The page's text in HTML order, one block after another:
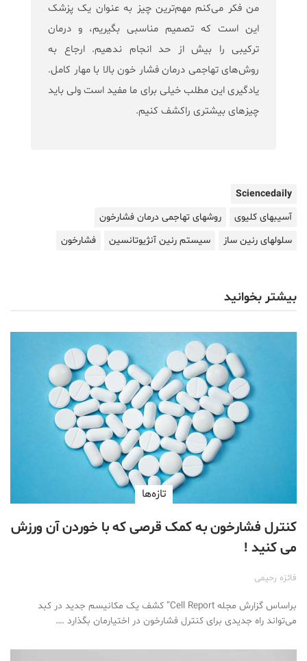
من فکر می‌کنم مهم‌ترین چیز به عنوان یک پزشک
این است که تصمیم مناسبی بگیریم، و درمان
ترکیبی را بیش از حد انجام ندهیم. ارجاع به
روش‌های تهاجمی درمان فشار خون بالا با مهار کامل.
یادگیری این مطلب خیلی برای ما مفید است ولی باید
چیز‌های بیشتری راکشف کنیم.
Sciencedaily
آسیبهای کلیوی
روشهای تهاجمی درمان فشارخون
سلولهای رنین ساز
سیستم رنین آنژیوتانسین فشارخون
بیشتر بخوانید
تازه‌ها
کنترل فشارخون به کمک قرصی که با خوردن آن ورزش
می کنید !
فائزه رحیمی
براساس گزارش مجله Cell Report” کشف یک مکانیسم جدید در کبد
می‌تواند راه جدیدی برای کنترل فشارخون در اختیارمان بگذارد .…